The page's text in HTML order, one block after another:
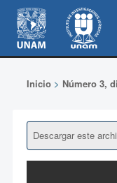
Inicio> Número 3,
Descargar este